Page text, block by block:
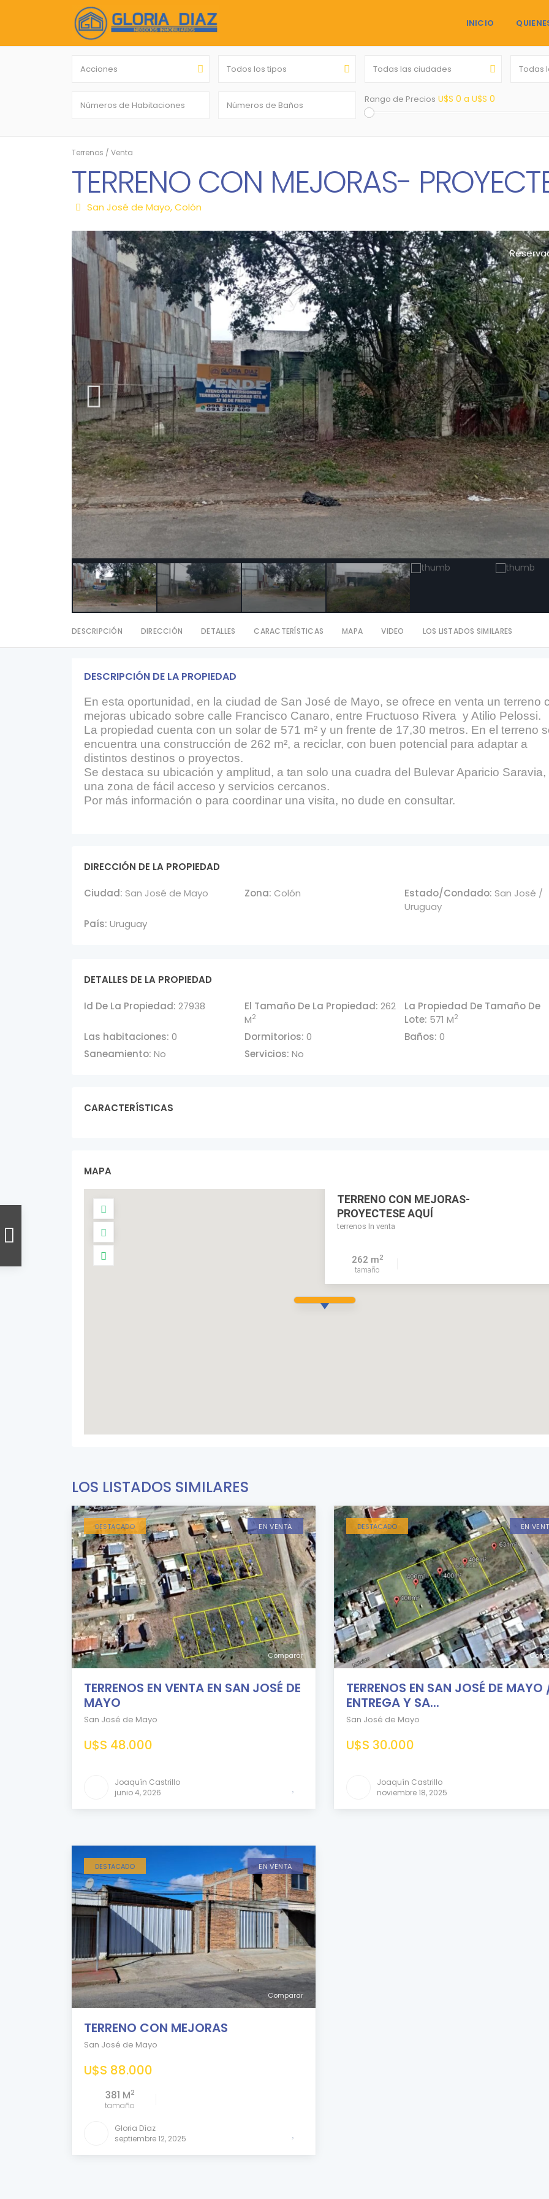
INICIO
Acciones Todos los tipos Todas las ciudades Todas
Rango de Precios U$S 0 a U$S 0
Terrenos / Venta
TERRENO CON MEJORAS-
San José de Mayo,Colón
DESCRIPCIÓN DIRECCIÓN DETALLES CARACTERÍSTICAS MAPA VIDEO LOS LISTADOS SIMILARES
DESCRIPCIÓN DE LA PROPIEDAD
En esta oportunidad, en la ciudad de San José de Mayo, se ofrece en venta un terreno
mejoras ubicado sobre calle Francisco Canaro, entre Fructuoso Rivera y Atilio Pelossi.
La propiedad cuenta con un solar de 571 m² y un frente de 17,30 metros. En el terreno
encuentra una construcción de 262 m², a reciclar, con buen potencial para adaptar a
distintos destinos o proyectos.
Se destaca su ubicación y amplitud, a tan solo una cuadra del Bulevar Aparicio Saravia,
una zona de fácil acceso y servicios cercanos.
Por más información o para coordinar una visita, no dude en consultar.
DIRECCIÓN DE LA PROPIEDAD
Ciudad: San José de Mayo Zona: Colón Estado/Condado: San José /
Uruguay
País: Uruguay
DETALLES DE LA PROPIEDAD
Id De La Propiedad: 27938 El Tamaño De La Propiedad: 262
M2
La Propiedad De Tamaño De
Lote: 571 M2
Las habitaciones: 0 Dormitorios: 0 Baños: 0
Saneamiento: No Servicios: No
CARACTERÍSTICAS
MAPA
TERRENO CON MEJORAS-
PROYECTESE AQUÍ
terrenos In venta
262 m2
tamaño
LOS LISTADOS SIMILARES
Comparar
DESTACADO EN VENTA
TERRENOS EN VENTA EN SAN JOSÉ DE
MAYO
San José de Mayo
U$S 48.000
Joaquín Castrillo
junio 4, 2026
DESTACADO EN
TERRENOS EN SAN JOSÉ DE
ENTREGA Y SA...
San José de Mayo
U$S 30.000
Joaquín Castrillo
noviembre 18, 2025
Comparar
DESTACADO EN VENTA
TERRENO CON MEJORAS
San José de Mayo
U$S 88.000
381 M2
tamaño
Gloria Díaz
septiembre 12, 2025